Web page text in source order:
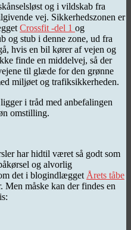
og i vildskab fra
vej. Sikkerhedszonen er
Crossfit -del 1 og
og stub i denne zone, ud fra
hvis en bil kører af vejen og
finde en middelvej, så der
til glæde for den grønne
miljøet og trafiksikkerheden.
i tråd med anbefalingen
omstilling.
har hidtil været så godt som
og alvorlig
det i blogindlægget Årets tåbe
Men måske kan der findes en